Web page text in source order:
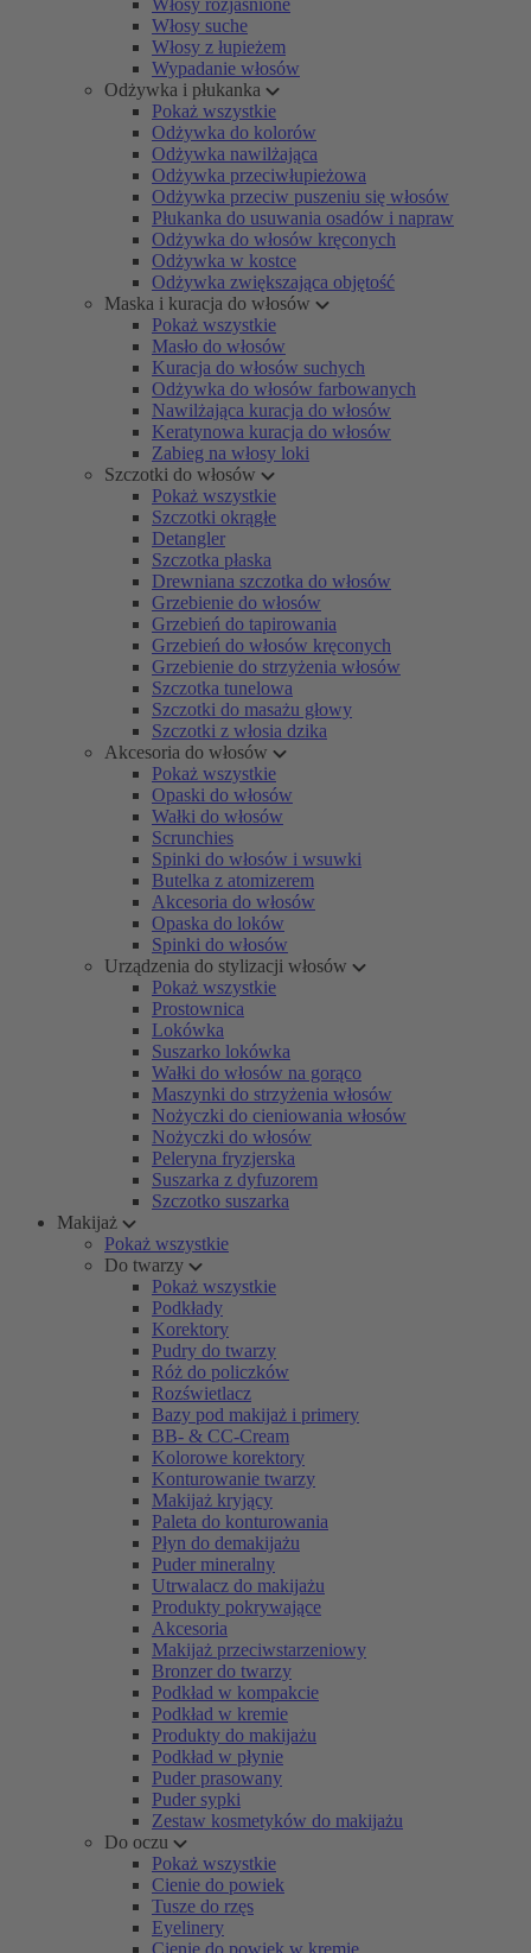
Włosy rozjaśnione
Włosy suche
Włosy z łupieżem
Wypadanie włosów
Odżywka i płukanka
Pokaż wszystkie
Odżywka do kolorów
Odżywka nawilżająca
Odżywka przeciwłupieżowa
Odżywka przeciw puszeniu się włosów
Płukanka do usuwania osadów i napraw
Odżywka do włosów kręconych
Odżywka w kostce
Odżywka zwiększająca objętość
Maska i kuracja do włosów
Pokaż wszystkie
Masło do włosów
Kuracja do włosów suchych
Odżywka do włosów farbowanych
Nawilżająca kuracja do włosów
Keratynowa kuracja do włosów
Zabieg na włosy loki
Szczotki do włosów
Pokaż wszystkie
Szczotki okrągłe
Detangler
Szczotka płaska
Drewniana szczotka do włosów
Grzebienie do włosów
Grzebień do tapirowania
Grzebień do włosów kręconych
Grzebienie do strzyżenia włosów
Szczotka tunelowa
Szczotki do masażu głowy
Szczotki z włosia dzika
Akcesoria do włosów
Pokaż wszystkie
Opaski do włosów
Wałki do włosów
Scrunchies
Spinki do włosów i wsuwki
Butelka z atomizerem
Akcesoria do włosów
Opaska do loków
Spinki do włosów
Urządzenia do stylizacji włosów
Pokaż wszystkie
Prostownica
Lokówka
Suszarko lokówka
Wałki do włosów na gorąco
Maszynki do strzyżenia włosów
Nożyczki do cieniowania włosów
Nożyczki do włosów
Peleryna fryzjerska
Suszarka z dyfuzorem
Szczotko suszarka
Makijaż
Pokaż wszystkie
Do twarzy
Pokaż wszystkie
Podkłady
Korektory
Pudry do twarzy
Róż do policzków
Rozświetlacz
Bazy pod makijaż i primery
BB- & CC-Cream
Kolorowe korektory
Konturowanie twarzy
Makijaż kryjący
Paleta do konturowania
Płyn do demakijażu
Puder mineralny
Utrwalacz do makijażu
Produkty pokrywające
Akcesoria
Makijaż przeciwstarzeniowy
Bronzer do twarzy
Podkład w kompakcie
Podkład w kremie
Produkty do makijażu
Podkład w płynie
Puder prasowany
Puder sypki
Zestaw kosmetyków do makijażu
Do oczu
Pokaż wszystkie
Cienie do powiek
Tusze do rzęs
Eyelinery
Cienie do powiek w kremie